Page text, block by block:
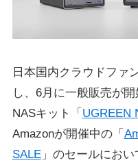
日本国内クラウドファ
し、6月に一般販売が
NASキット「 UGREEN
Amazonが開催中の「
SALE」のセールにお